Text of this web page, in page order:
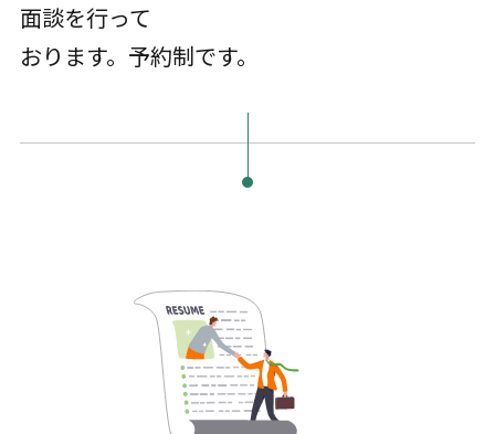
面談を行って
おります。予約制です。